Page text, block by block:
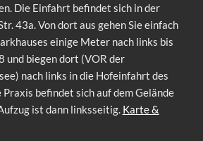
Die Einfahrt befindet sich in der
43a. Von dort aus gehen Sie einfach
einige Meter nach links bis
und biegen dort (VOR der
nach links in die Hofeinfahrt des
befindet sich auf dem Gelände
ist dann linksseitig. Karte &